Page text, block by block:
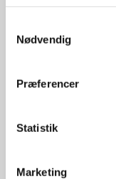
Nødvendig
Præferencer
Statistik
Marketing